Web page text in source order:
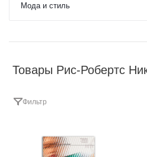
Мода и стиль
Товары Рис-Робертс
Фильтр